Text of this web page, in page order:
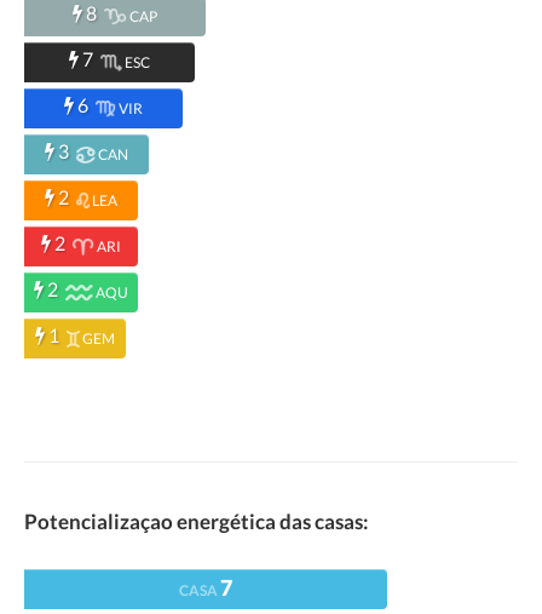
8 CAP
7 ESC
6 VIR
3 CAN
2 LEA
2 ARI
2 AQU
1 GEM
Potencializaçao energética das casas:
CASA7